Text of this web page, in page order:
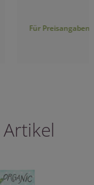
Für Preisangaben